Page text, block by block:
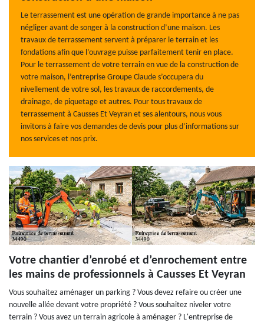
Le terrassement est une opération de grande importance à ne pas
négliger avant de songer à la construction d’une maison. Les
travaux de terrassement servent à préparer le terrain et les
fondations afin que l’ouvrage puisse parfaitement tenir en place.
Pour le terrassement de votre terrain en vue de la construction de
votre maison, l’entreprise Groupe Claude s’occupera du
nivellement de votre sol, les travaux de raccordements, de
drainage, de piquetage et autres. Pour tous travaux de
terrassement à Causses Et Veyran et ses alentours, nous vous
invitons à faire vos demandes de devis pour plus d’informations sur
nos services et nos prix.
Votre chantier d’enrobé et d’enrochement entre
les mains de professionnels à Causses Et Veyran
Vous souhaitez aménager un parking ? Vous devez refaire ou créer une
nouvelle allée devant votre propriété ? Vous souhaitez niveler votre
terrain ? Vous avez un terrain agricole à aménager ? L'entreprise de